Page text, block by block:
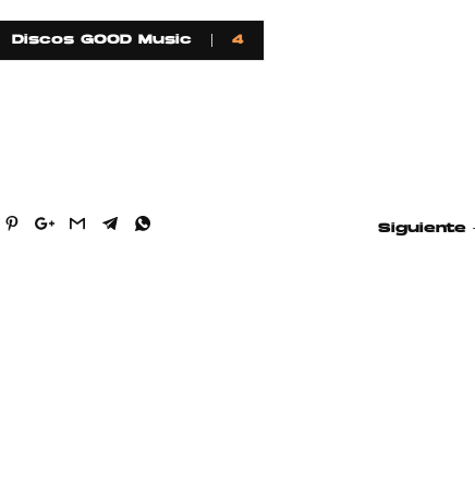
Discos GOOD Music 4
Siguiente